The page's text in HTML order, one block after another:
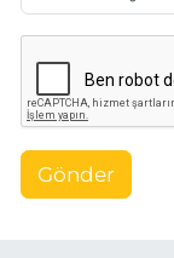
Gönder